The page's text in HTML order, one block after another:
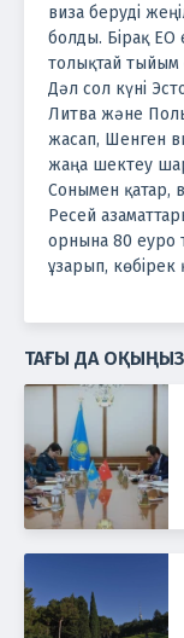
виза беруді
болды. Бірақ ЕО
толықтай тыйым
Дәл сол күні
Литва және
жасап, Шенген
жаңа шектеу
Сонымен қатар,
Ресей
орнына 80 еуро
ұзарып, көбірек
ТАҒЫ ДА